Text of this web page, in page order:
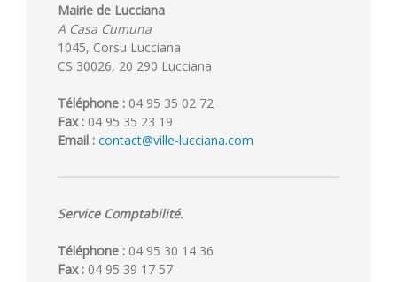
Mairie de Lucciana
A Casa Cumuna
1045, Corsu Lucciana
CS 30026, 20 290 Lucciana
Téléphone : 04 95 35 02 72
Fax : 04 95 35 23 19
Email : contact@ville-lucciana.com
Service Comptabilité.
Téléphone : 04 95 30 14 36
Fax : 04 95 39 17 57